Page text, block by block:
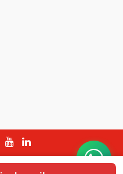
Bosch S.L.U.